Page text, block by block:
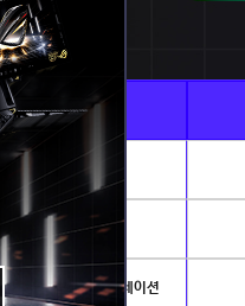
임별PC
아이온2
플라이트시뮬레이션